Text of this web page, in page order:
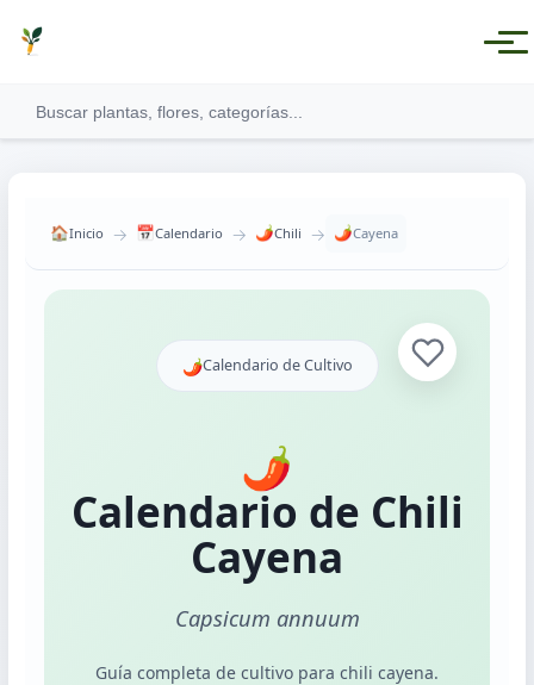
🏠Inicio → 📅Calendario → 🌶️Chili → 🌶️Cayena
🌶️Calendario de Cultivo
🌶️
Calendario de Chili
Cayena
Capsicum annuum
Guía completa de cultivo para chili cayena.